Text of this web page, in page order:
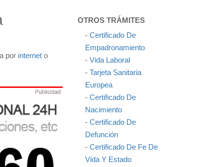
por internet o
OTROS TRÁMITES
- Certificado De
Empadronamiento
- Vida Laboral
- Tarjeta Sanitaria
Europea
- Certificado De
Nacimiento
- Certificado De
Defunción
- Certificado De Fe De
Vida Y Estado